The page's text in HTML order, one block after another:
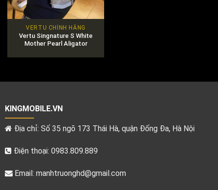
VERTU CHÍNH HÃNG
Vertu Singnature S White
Mother Pearl Aligator
KINGMOBILE.VN
Địa chỉ: Số 35 ngõ 173 Thái Hà, quận Đống Đa, Hà Nội
Điện thoại: 0983.809.889
Email: manhtruonghd@gmail.com